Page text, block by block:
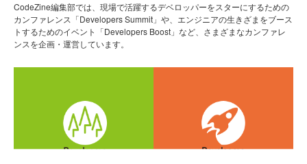
CodeZine編集部では、現場で活躍するデベロッパーをスターにするための
カンファレンス「Developers Summit」や、エンジニアの生きざまをブース
トするためのイベント「Developers Boost」など、さまざまなカンファレ
ンスを企画・運営しています。